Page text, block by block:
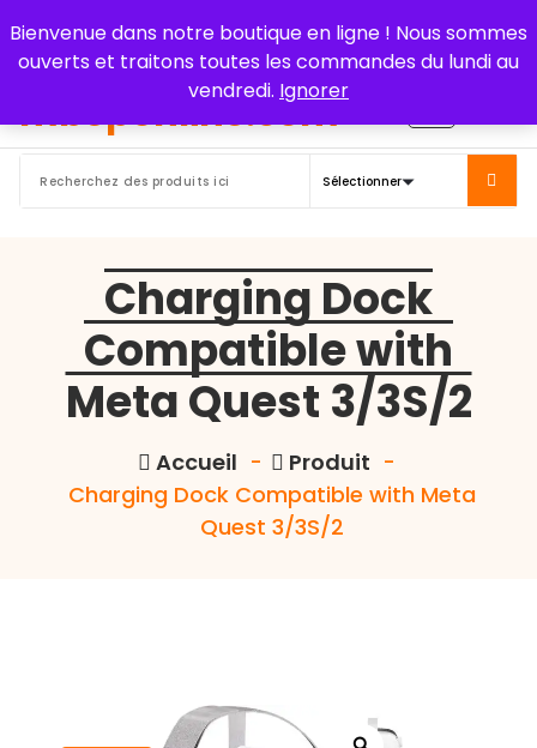
Bienvenue dans notre boutique en ligne ! Nous sommes
ouverts et traitons toutes les commandes du lundi au
vendredi. Ignorer
au
contenu
Charging Dock
Compatible with
Meta Quest 3/3S/2
Accueil - Produit -
Charging Dock Compatible with Meta
Quest 3/3S/2